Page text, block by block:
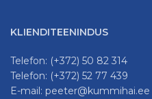
KLIENDITEENINDUS
Telefon: (+372) 50 82 314
Telefon: (+372) 52 77 439
E-mail: peeter@kummihai.ee